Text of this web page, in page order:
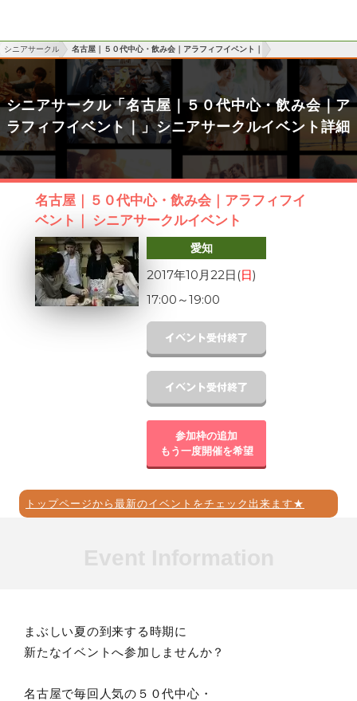
シニアサークル 名古屋｜５０代中心・飲み会｜アラフィフイベント｜
シニアサークル「名古屋｜５０代中心・飲み会｜ア
ラフィフイベント｜」シニアサークルイベント詳細
名古屋｜５０代中心・飲み会｜アラフィフイ
ベント｜ シニアサークルイベント
愛知
2017年10月22日(日)
17:00 ～19:00
参加枠の追加
もう一度開催を希望
トップページから最新のイベントをチェック出来ます★
まぶしい夏の到来する時期に
新たなイベントへ参加しませんか？
名古屋で毎回人気の５０代中心・